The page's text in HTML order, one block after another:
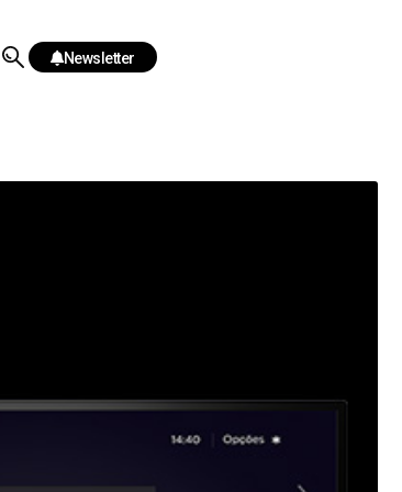
Newsletter